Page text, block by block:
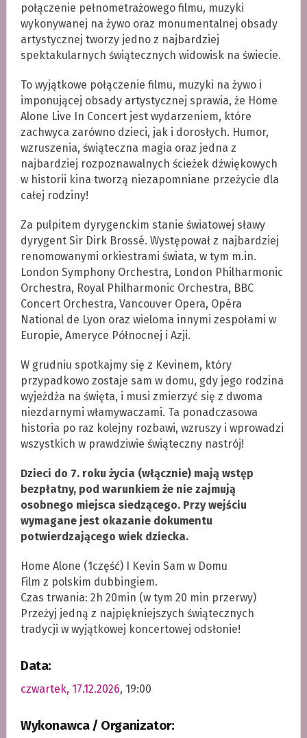
połączenie pełnometrażowego filmu, muzyki
wykonywanej na żywo oraz monumentalnej obsady
artystycznej tworzy jedno z najbardziej
spektakularnych świątecznych widowisk na świecie.
To wyjątkowe połączenie filmu, muzyki na żywo i
imponującej obsady artystycznej sprawia, że Home
Alone Live In Concert jest wydarzeniem, które
zachwyca zarówno dzieci, jak i dorosłych. Humor,
wzruszenia, świąteczna magia oraz jedna z
najbardziej rozpoznawalnych ścieżek dźwiękowych
w historii kina tworzą niezapomniane przeżycie dla
całej rodziny!
Za pulpitem dyrygenckim stanie światowej sławy
dyrygent Sir Dirk Brossé. Występował z najbardziej
renomowanymi orkiestrami świata, w tym m.in.
London Symphony Orchestra, London Philharmonic
Orchestra, Royal Philharmonic Orchestra, BBC
Concert Orchestra, Vancouver Opera, Opéra
National de Lyon oraz wieloma innymi zespołami w
Europie, Ameryce Północnej i Azji.
W grudniu spotkajmy się z Kevinem, który
przypadkowo zostaje sam w domu, gdy jego rodzina
wyjeżdża na święta, i musi zmierzyć się z dwoma
niezdarnymi włamywaczami. Ta ponadczasowa
historia po raz kolejny rozbawi, wzruszy i wprowadzi
wszystkich w prawdziwie świąteczny nastrój!
Dzieci do 7. roku życia (włącznie) mają wstęp
bezpłatny, pod warunkiem że nie zajmują
osobnego miejsca siedzącego. Przy wejściu
wymagane jest okazanie dokumentu
potwierdzającego wiek dziecka.
Home Alone (1część) I Kevin Sam w Domu
Film z polskim dubbingiem.
Czas trwania: 2h 20min (w tym 20 min przerwy)
Przeżyj jedną z najpiękniejszych świątecznych
tradycji w wyjątkowej koncertowej odsłonie!
Data:
czwartek, 17.12.2026, 19:00
Wykonawca / Organizator: